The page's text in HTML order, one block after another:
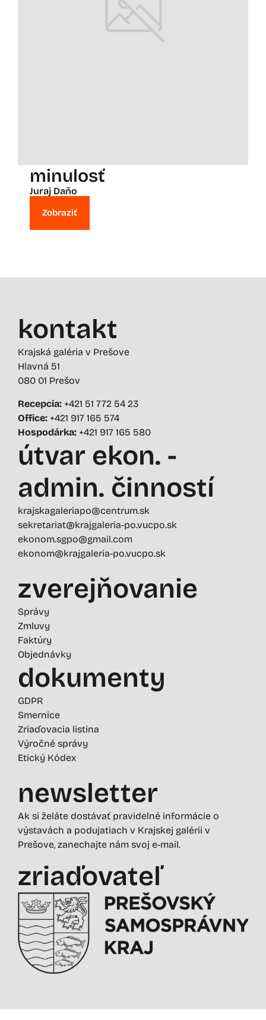
minulosť
Juraj Daňo
Zobraziť
kontakt
Krajská galéria v Prešove
Hlavná 51
080 01 Prešov
Recepcia: +421 51 772 54 23
Office: +421 917 165 574
Hospodárka: +421 917 165 580
útvar ekon. -
admin. činností
krajskagaleriapo@centrum.sk
sekretariat@krajgaleria-po.vucpo.sk
ekonom.sgpo@gmail.com
ekonom@krajgaleria-po.vucpo.sk
zverejňovanie
Správy
Zmluvy
Faktúry
Objednávky
dokumenty
GDPR
Smernice
Zriaďovacia listina
Výročné správy
Etický Kódex
newsletter
Ak si želáte dostávať pravidelné informácie o
výstavách a podujatiach v Krajskej galérii v
Prešove, zanechajte nám svoj e-mail.
zriaďovateľ